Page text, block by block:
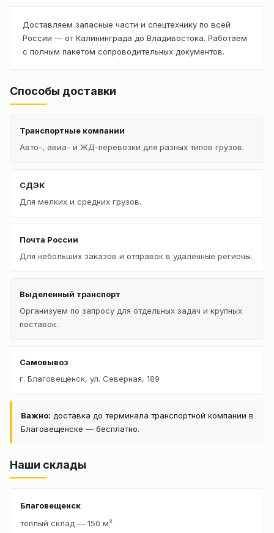
Доставляем запасные части и спецтехнику по всей
России — от Калининграда до Владивостока. Работаем
с полным пакетом сопроводительных документов.
Способы доставки
Транспортные компании
Авто-, авиа- и ЖД-перевозки для разных типов грузов.
СДЭК
Для мелких и средних грузов.
Почта России
Для небольших заказов и отправок в удалённые регионы.
Выделенный транспорт
Организуем по запросу для отдельных задач и крупных
поставок.
Самовывоз
г. Благовещенск, ул. Северная, 189
Важно: доставка до терминала транспортной компании в
Благовещенске — бесплатно.
Наши склады
Благовещенск
тёплый склад — 150 м²